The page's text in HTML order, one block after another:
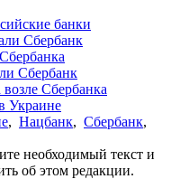
банки
Сбербанк
Сбербанк
Сбербанка
Украине
, Нацбанк, Сбербанк,
необходимый текст и
об этом редакции.